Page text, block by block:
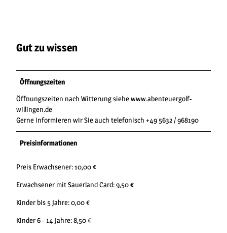
Gut zu wissen
Öffnungszeiten
Öffnungszeiten nach Witterung siehe www.abenteuergolf-
willingen.de
Gerne informieren wir Sie auch telefonisch +49 5632 / 968190
Preisinformationen
Preis Erwachsener: 10,00 €
Erwachsener mit Sauerland Card: 9,50 €
Kinder bis 5 Jahre: 0,00 €
Kinder 6 - 14 Jahre: 8,50 €